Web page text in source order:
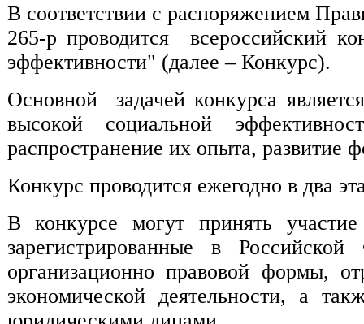
В соответствии с распоряжением
265-р проводится всероссийский
эффективности" (далее – Конкурс).
Основной задачей конкурса
высокой социальной
распространение их опыта, развитие
Конкурс проводится ежегодно в два
В конкурсе могут принять
зарегистрированные в
организационно правовой формы,
экономической деятельности, а